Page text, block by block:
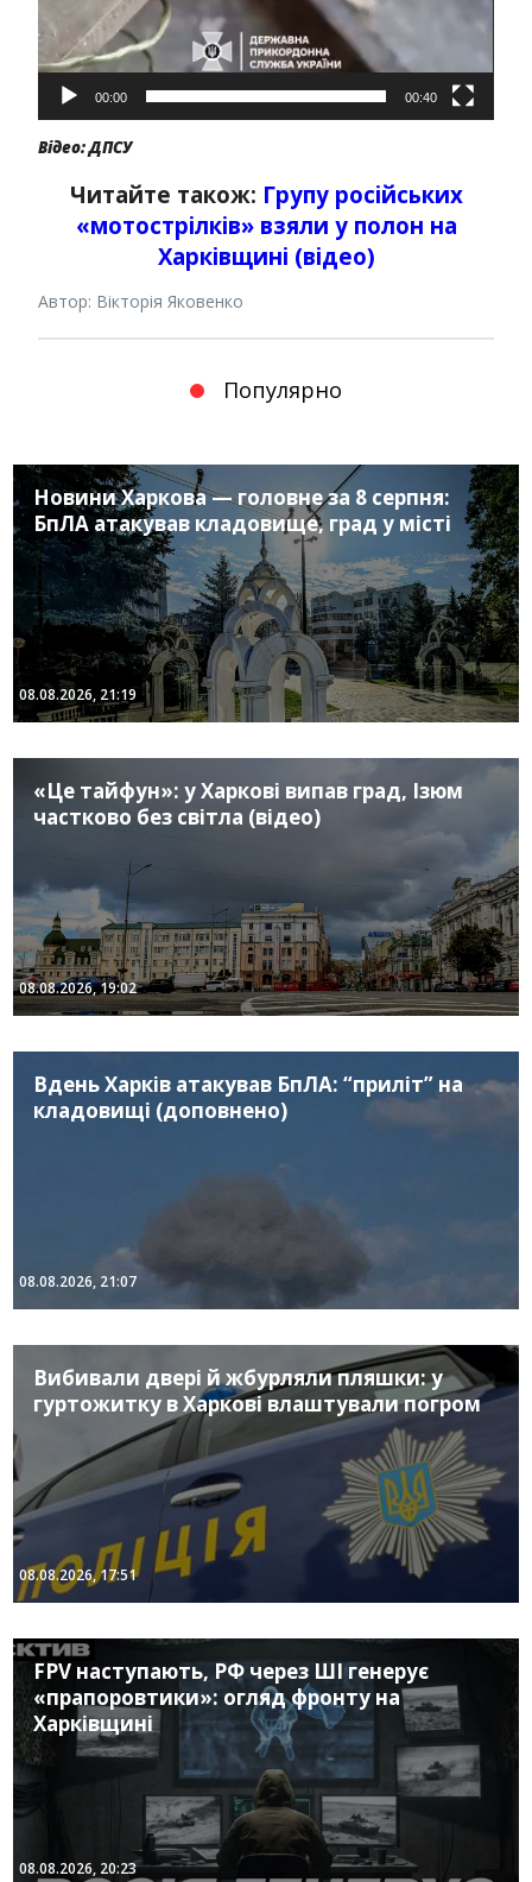
00:00 00:40
Відео: ДПСУ
Читайте також: Групу російських
«мотострілків» взяли у полон на
Харківщині (відео)
Автор: Вікторія Яковенко
Популярно
Новини Харкова — головне за 8 серпня:
БпЛА атакував кладовище, град у місті
08.08.2026, 21:19
«Це тайфун»: у Харкові випав град, Ізюм
частково без світла (відео)
08.08.2026, 19:02
Вдень Харків атакував БпЛА: “приліт” на
кладовищі (доповнено)
08.08.2026, 21:07
Вибивали двері й жбурляли пляшки: у
гуртожитку в Харкові влаштували погром
08.08.2026, 17:51
FPV наступають, РФ через ШІ генерує
«прапоровтики»: огляд фронту на
Харківщині
08.08.2026, 20:23